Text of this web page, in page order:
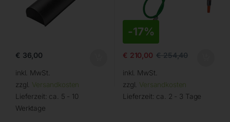
€ 36,00
inkl. MwSt.
zzgl. Versandkosten
Lieferzeit: ca. 5 - 10
Werktage
-17%
€ 210,00 €254,40
inkl. MwSt.
zzgl. Versandkosten
Lieferzeit: ca. 2 - 3 Tage